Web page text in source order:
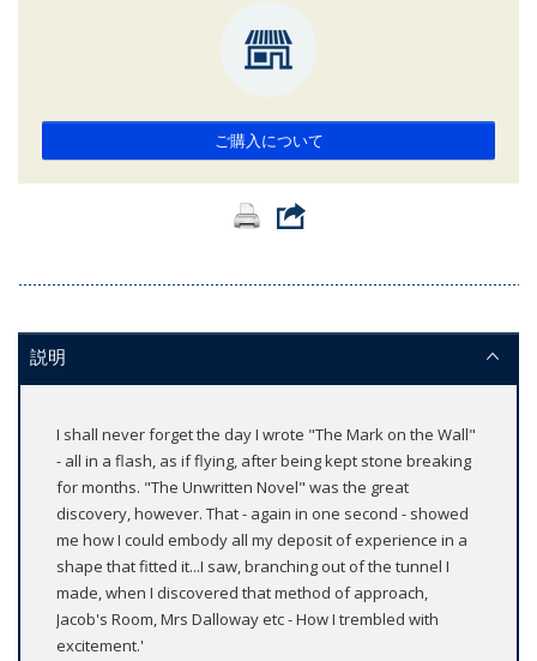
ご購入について
説明
I shall never forget the day I wrote "The Mark on the Wall"
- all in a flash, as if flying, after being kept stone breaking
for months. "The Unwritten Novel" was the great
discovery, however. That - again in one second - showed
me how I could embody all my deposit of experience in a
shape that fitted it...I saw, branching out of the tunnel I
made, when I discovered that method of approach,
Jacob's Room, Mrs Dalloway etc - How I trembled with
excitement.'